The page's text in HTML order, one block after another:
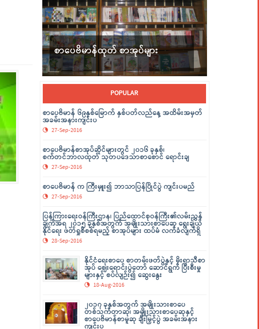
စာပေဗိမာန်ထုတ် စာအုပ်များ
POPULAR
စာပေဗိမာန် ၆၉နှစ်မြောက် နှစ်ပတ်လည်နေ့ အထိမ်းအမှတ်
အခမ်းအနားကျင်းပ
27-Sep-2016
စာပေဗိမာန်စာအုပ်ဆိုင်များတွင် ၂၀၁၆ ခုနှစ်၊
စက်တင်ဘာလထုတ် သုတပဒေသာစာစောင် ရောင်းချ
27-Sep-2016
စာပေဗိမာန် က ကြီးမှူး၍ ဘာသာပြန်ပြိုင်ပွဲ ကျင်းပမည်
27-Sep-2016
ပြန်ကြားရေးဝန်ကြီးဌာန၊ ပြည်ထောင်စုဝန်ကြီး၏လမ်းညွှန်
ချက်အရ ၂၀၁၅ ခုနှစ်အတွက် အမျိုးသားစာပေဆု ရွေးချယ်
နိုင်ရေး ဖတ်ရှုစိစစ်ရမည့် စာအုပ်များ ထပ်မံ လက်ခံလျက်ရှိ
28-Sep-2016
နိုင်ငံရေးစာပေ စာတမ်းဖတ်ပွဲနှင့် မိုးရာသီစာ
အုပ် ဈေးရောင်းပွဲတော် ဆောင်ရွက် ပြီးစီးမှု
များနှင့် စပ်လျဉ်း၍ ဆွေးနွေး
18-Aug-2016
၂၀၁၇ ခုနှစ်အတွက် အမျိုးသားစာပေ
တစ်သက်တာဆု၊ အမျိုးသားစာပေဆုနှင့်
စာပေဗိမာန်စာမူဆု ချီးမြှင့်ပွဲ အခမ်းအနား
ကျင်းပ